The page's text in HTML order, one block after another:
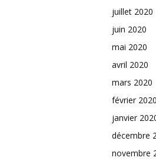
juillet 2020
juin 2020
mai 2020
avril 2020
mars 2020
février 2020
janvier
décembre
novembre